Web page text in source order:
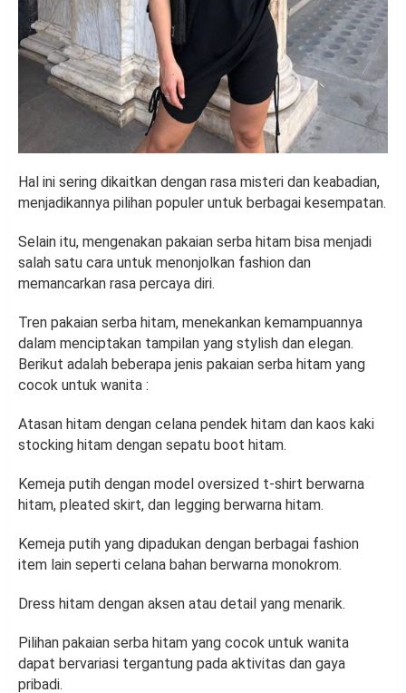
Hal ini sering dikaitkan dengan rasa misteri dan keabadian,
menjadikannya pilihan populer untuk berbagai kesempatan.
Selain itu, mengenakan pakaian serba hitam bisa menjadi
salah satu cara untuk menonjolkan fashion dan
memancarkan rasa percaya diri.
Tren pakaian serba hitam, menekankan kemampuannya
dalam menciptakan tampilan yang stylish dan elegan.
Berikut adalah beberapa jenis pakaian serba hitam yang
cocok untuk wanita :
Atasan hitam dengan celana pendek hitam dan kaos kaki
stocking hitam dengan sepatu boot hitam.
Kemeja putih dengan model oversized t-shirt berwarna
hitam, pleated skirt, dan legging berwarna hitam.
Kemeja putih yang dipadukan dengan berbagai fashion
item lain seperti celana bahan berwarna monokrom.
Dress hitam dengan aksen atau detail yang menarik.
Pilihan pakaian serba hitam yang cocok untuk wanita
dapat bervariasi tergantung pada aktivitas dan gaya
pribadi.